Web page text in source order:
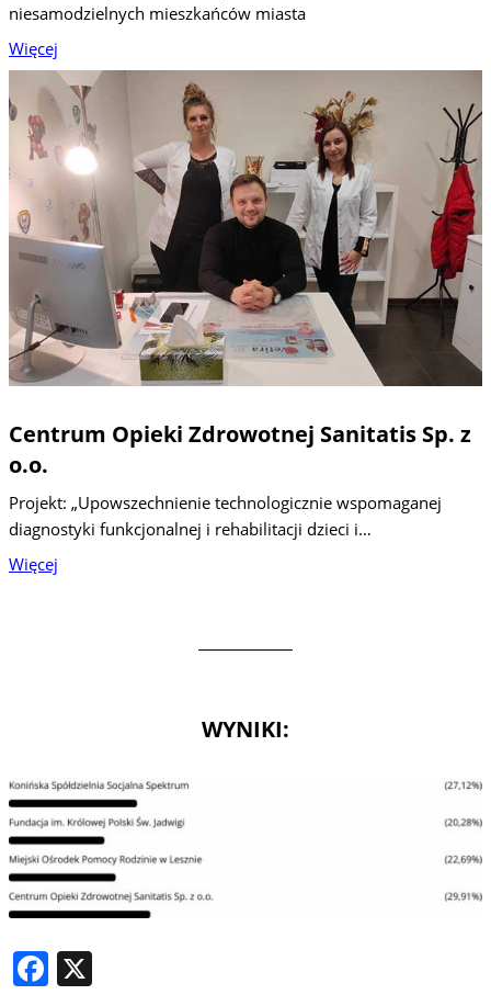
niesamodzielnych mieszkańców miasta
Więcej
Centrum Opieki Zdrowotnej Sanitatis Sp. z
o.o.
Projekt: „Upowszechnienie technologicznie wspomaganej
diagnostyki funkcjonalnej i rehabilitacji dzieci i…
Więcej
WYNIKI:
Facebook